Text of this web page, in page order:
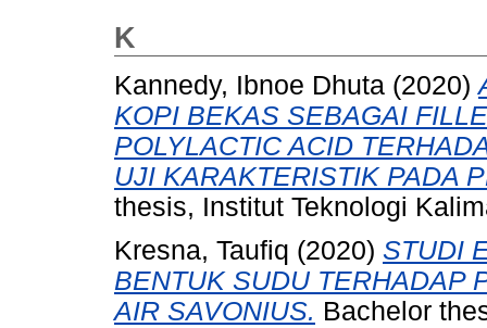
K
Kannedy, Ibnoe Dhuta (2020)
KOPI BEKAS SEBAGAI
POLYLACTIC ACID
UJI KARAKTERISTIK PADA
thesis, Institut Teknologi
Kresna, Taufiq (2020) STUDI
BENTUK SUDU TERHADAP
AIR SAVONIUS. Bachelor